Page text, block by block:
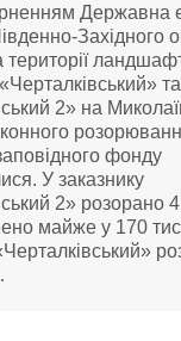
Державна
Західного
території
та
2» на
фонду
У заказнику
2» розорано
майже у 170